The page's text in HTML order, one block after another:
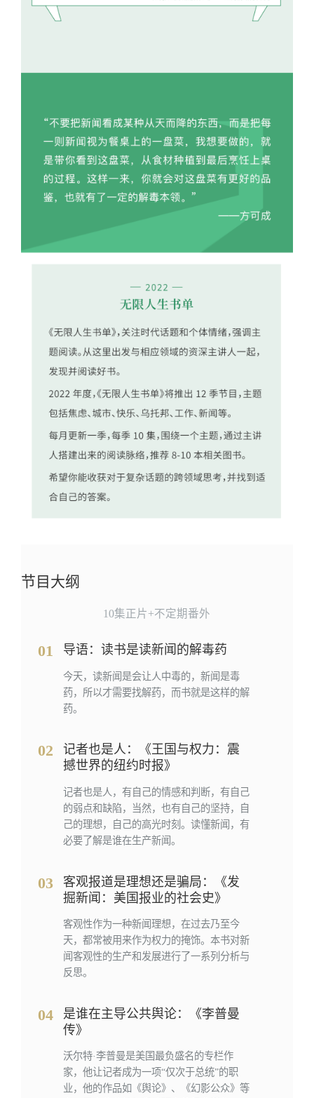
节目大纲
10集正片+不定期番外
01 导语：读书是读新闻的解毒药
今天，读新闻是会让人中毒的，新闻是毒
药，所以才需要找解药，而书就是这样的解
药。
02
记者也是人：《王国与权⼒：震
撼世界的纽约时报》
记者也是人，有自己的情感和判断，有自己
的弱点和缺陷，当然，也有自己的坚持，自
己的理想，自己的高光时刻。读懂新闻，有
必要了解是谁在生产新闻。
03
客观报道是理想还是骗局：《发
掘新闻：美国报业的社会史》
客观性作为一种新闻理想，在过去乃至今
天，都常被用来作为权力的掩饰。本书对新
闻客观性的生产和发展进行了一系列分析与
反思。
04
是谁在主导公共舆论：《李普曼
传》
沃尔特·李普曼是美国最负盛名的专栏作
家，他让记者成为一项“仅次于总统”的职
业，他的作品如《舆论》、《幻影公众》等